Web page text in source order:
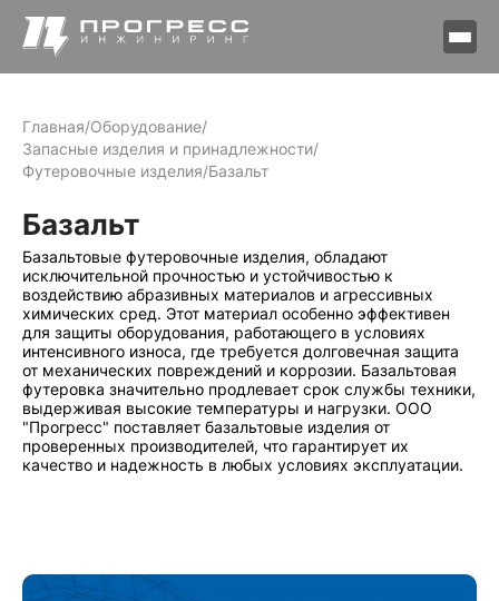
Главная/Оборудование/
Запасные изделия и принадлежности/
Футеровочные изделия/Базальт
Базальт
Базальтовые футеровочные изделия, обладают
исключительной прочностью и устойчивостью к
воздействию абразивных материалов и агрессивных
химических сред. Этот материал особенно эффективен
для защиты оборудования, работающего в условиях
интенсивного износа, где требуется долговечная защита
от механических повреждений и коррозии. Базальтовая
футеровка значительно продлевает срок службы техники,
выдерживая высокие температуры и нагрузки. ООО
"Прогресс" поставляет базальтовые изделия от
проверенных производителей, что гарантирует их
качество и надежность в любых условиях эксплуатации.